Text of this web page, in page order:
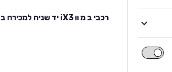
רכבי ב מ וו iX3 יד שניה למכירה בסביבת רמת השרון